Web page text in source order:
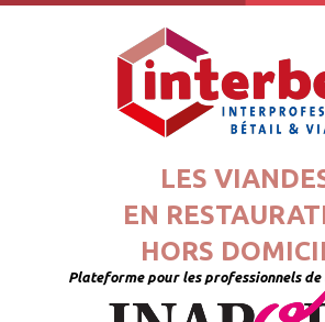
LES
EN
HORS
Plateforme pour les professionnels